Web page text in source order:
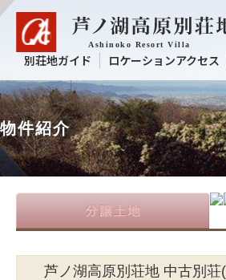
別荘地ガイド ロケーションアクセス
物件紹介
芦ノ湖高原別荘地 中古別荘